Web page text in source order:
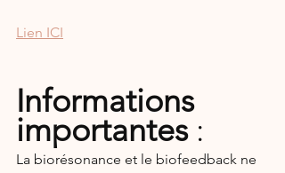
Lien ICI
Informations
importantes :
La biorésonance et le biofeedback ne